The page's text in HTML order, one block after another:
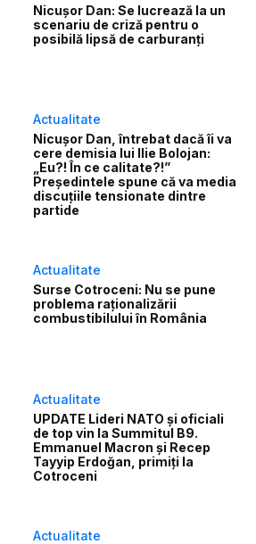
Nicușor Dan: Se lucrează la un
scenariu de criză pentru o
posibilă lipsă de carburanți
Actualitate
Nicușor Dan, întrebat dacă îi va
cere demisia lui Ilie Bolojan:
„Eu?! În ce calitate?!”
Președintele spune că va media
discuțiile tensionate dintre
partide
Actualitate
Surse Cotroceni: Nu se pune
problema raționalizării
combustibilului în România
Actualitate
UPDATE Lideri NATO și oficiali
de top vin la Summitul B9.
Emmanuel Macron și Recep
Tayyip Erdoğan, primiți la
Cotroceni
Actualitate